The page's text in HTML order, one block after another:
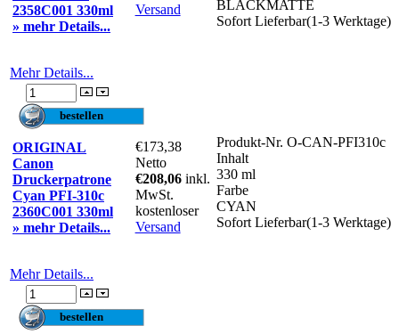
2358C001 330ml
» mehr Details...
Versand
BLACKMATTE
Sofort Lieferbar(1-3 Werktage)
Mehr Details...
ORIGINAL
Canon
Druckerpatrone
Cyan PFI-310c
2360C001 330ml
» mehr Details...
€173,38
Netto
€208,06 inkl.
MwSt.
kostenloser
Versand
Produkt-Nr. O-CAN-PFI310c
Inhalt
330 ml
Farbe
CYAN
Sofort Lieferbar(1-3 Werktage)
Mehr Details...